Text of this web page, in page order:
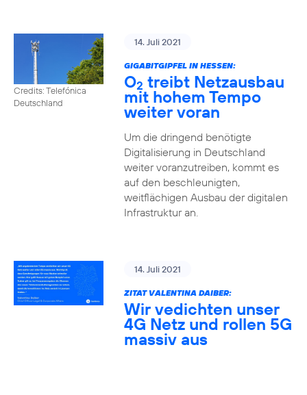
Credits: Telefónica
Deutschland
14. Juli 2021
GIGABITGIPFEL IN HESSEN:
O2 treibt Netzausbau
mit hohem Tempo
weiter voran
Um die dringend benötigte
Digitalisierung in Deutschland
weiter voranzutreiben, kommt es
auf den beschleunigten,
weitflächigen Ausbau der digitalen
Infrastruktur an.
14. Juli 2021
ZITAT VALENTINA DAIBER:
Wir vedichten unser
4G Netz und rollen 5G
massiv aus